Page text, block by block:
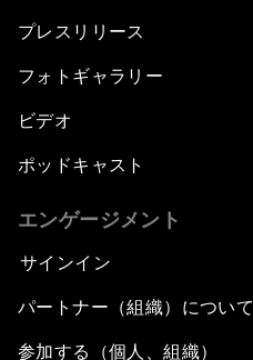
プレスリリース
フォトギャラリー
ビデオ
ポッドキャスト
エンゲージメント
サインイン
パートナー（組織）について
参加する（個人、組織）